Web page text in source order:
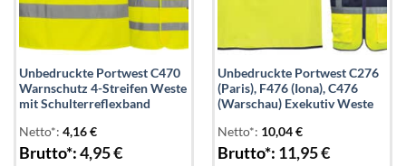
Unbedruckte Portwest C470
Warnschutz 4-Streifen Weste
mit Schulterreflexband
Netto*: 4,16€
Brutto*:4,95€
Unbedruckte Portwest C276
(Paris), F476 (Iona), C476
(Warschau) Exekutiv Weste
Netto*: 10,04€
Brutto*: 11,95€